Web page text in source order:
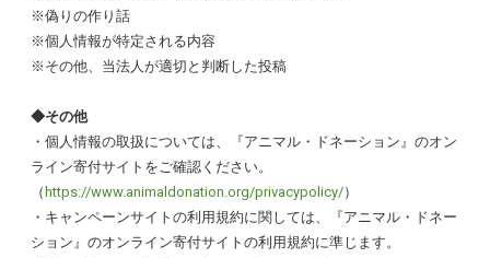
※偽りの作り話
※個人情報が特定される内容
※ その他、当法人が適切と判断した投稿
◆その他
・個人情報の取扱については、『アニマル・ドネーション』のオン
ライン寄付サイトをご確認ください。
（ https://www.animaldonation.org/privacypolicy/）
・キャンペーンサイトの利用規約に関しては、『アニマル・ドネー
ション』のオンライン寄付サイトの利用規約に準じます。